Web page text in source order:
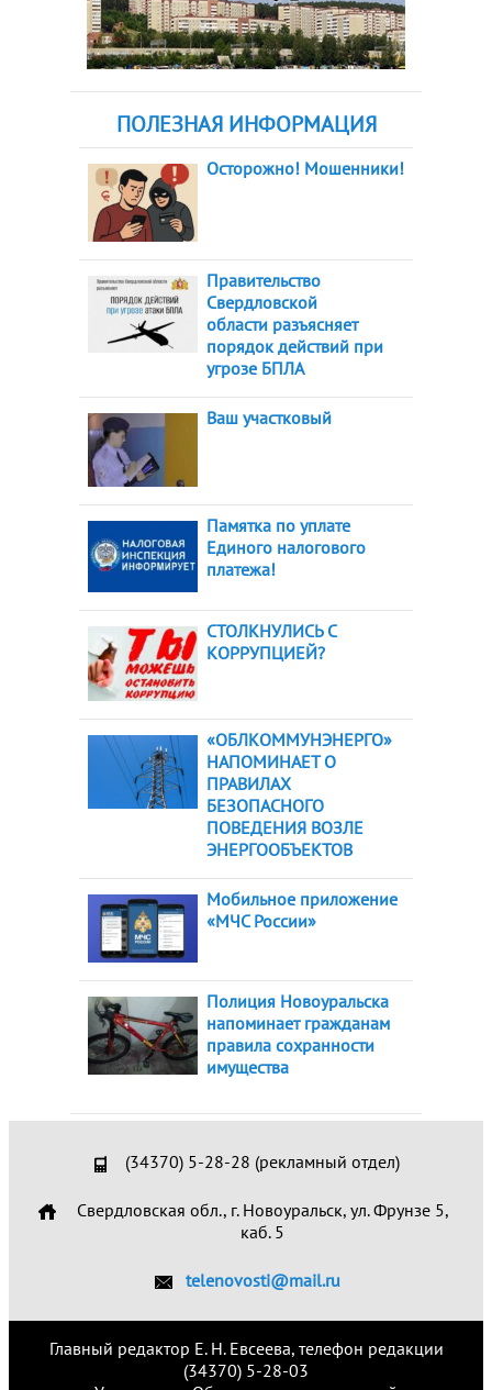
ПОЛЕЗНАЯ ИНФОРМАЦИЯ
Осторожно! Мошенники!
Правительство
Свердловской
области разъясняет
порядок действий при
угрозе БПЛА
Ваш участковый
Памятка по уплате
Единого налогового
платежа!
СТОЛКНУЛИСЬ С
КОРРУПЦИЕЙ?
«ОБЛКОММУНЭНЕРГО»
НАПОМИНАЕТ О
ПРАВИЛАХ
БЕЗОПАСНОГО
ПОВЕДЕНИЯ ВОЗЛЕ
ЭНЕРГООБЪЕКТОВ
Мобильное приложение
«МЧС России»
Полиция Новоуральска
напоминает гражданам
правила сохранности
имущества
(34370) 5-28-28 (рекламный отдел)
Свердловская обл., г. Новоуральск, ул. Фрунзе 5,
каб. 5
telenovosti@mail.ru
Главный редактор Е. Н. Евсеева, телефон редакции
(34370) 5-28-03